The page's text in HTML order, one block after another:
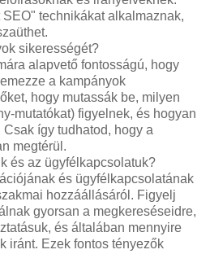
technikákat alkalmaznak,
sikerességét?
alapvető fontosságú, hogy
a kampányok
hogy mutassák be, milyen
mutatókat) figyelnek, és hogyan
így tudhatod, hogy a
megtérül.
és az ügyfélkapcsolatuk?
és ügyfélkapcsolatának
hozzáállásáról. Figyelj
gyorsan a megkereséseidre,
és általában mennyire
iránt. Ezek fontos tényezők